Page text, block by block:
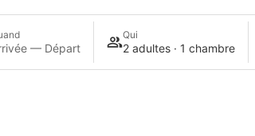
— Départ
Qui
2 adultes · 1 chambre